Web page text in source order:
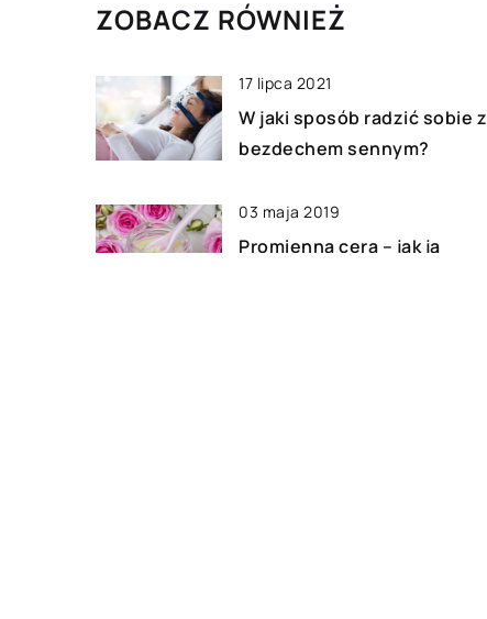
ZOBACZ RÓWNIEŻ
17 lipca 2021
W jaki sposób radzić sobie z
bezdechem sennym?
03 maja 2019
Promienna cera – jak ją